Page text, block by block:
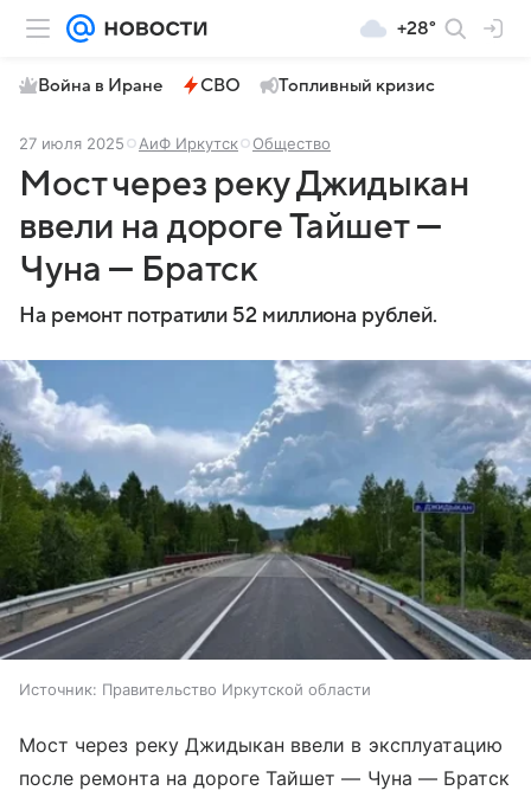
+28°
Война в Иране СВО Топливный кризис
27 июля 2025 АиФ Иркутск Общество
Мост через реку Джидыкан
ввели на дороге Тайшет —
Чуна — Братск
На ремонт потратили 52 миллиона рублей.
Источник: Правительство Иркутской области
Мост через реку Джидыкан ввели в эксплуатацию
после ремонта на дороге Тайшет — Чуна — Братск